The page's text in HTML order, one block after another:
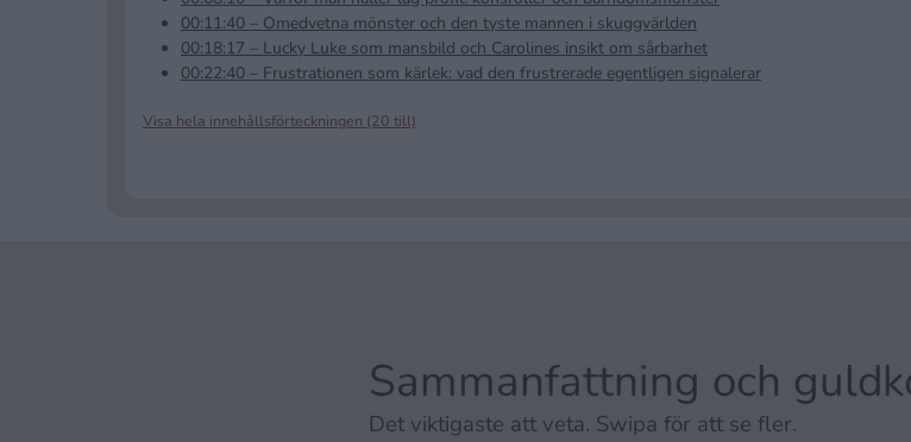
00:11:40 – Omedvetna mönster och den tyste mannen i skuggvärlden
00:18:17 – Lucky Luke som mansbild och Carolines insikt om sårbarhet
00:22:40 – Frustrationen som kärlek: vad den frustrerade egentligen signalerar
Visa hela innehållsförteckningen (20 till)
Sammanfattning och
Det viktigaste att veta. Swipa för att se fler.